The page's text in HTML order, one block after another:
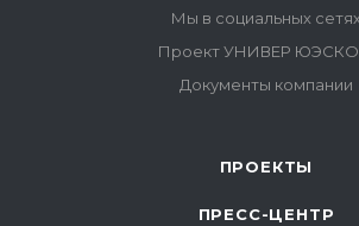
ПРОЕКТЫ
ПРЕСС-ЦЕНТР